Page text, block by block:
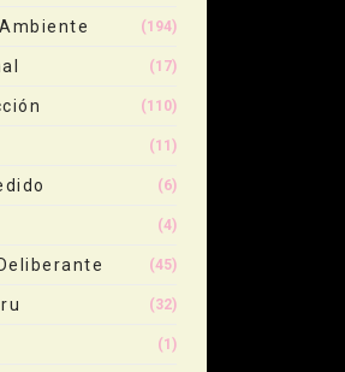
(194)
(17)
(110)
(11)
(6)
(4)
(45)
(32)
(1)